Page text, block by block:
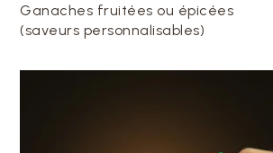
Ganaches fruitées ou épicées
(saveurs personnalisables)